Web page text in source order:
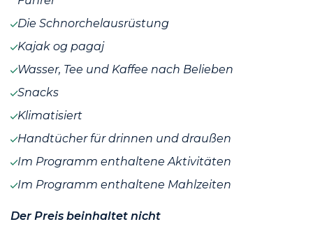
Die Schnorchelausrüstung
Kajak og pagaj
Wasser, Tee und Kaffee nach Belieben
Snacks
Klimatisiert
Handtücher für drinnen und draußen
Im Programm enthaltene Aktivitäten
Im Programm enthaltene Mahlzeiten
Der Preis beinhaltet nicht